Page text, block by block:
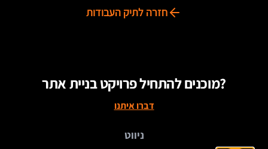
חזרה לתיק העבודות
מוכנים להתחיל פרויקט בניית אתר?
דברו איתנו
ניווט